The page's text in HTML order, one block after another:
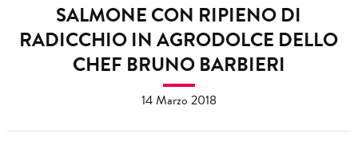
SALMONE CON RIPIENO DI
RADICCHIO IN AGRODOLCE DELLO
CHEF BRUNO BARBIERI
14 Marzo 2018